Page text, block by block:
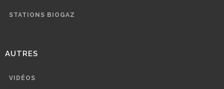
STATIONS BIOGAZ
AUTRES
VIDÉOS